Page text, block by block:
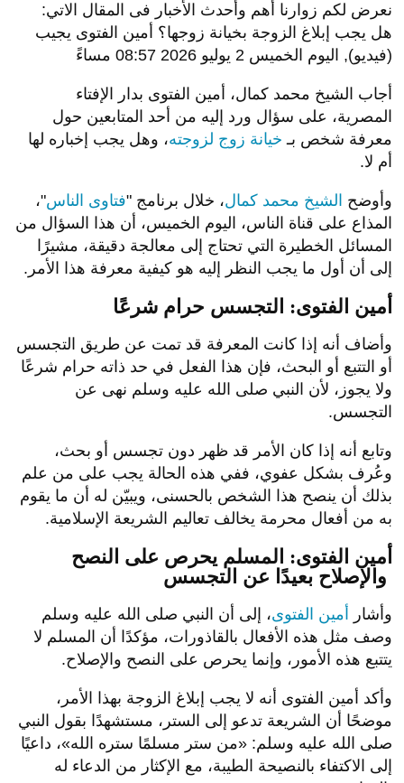
نعرض لكم زوارنا أهم وأحدث الأخبار فى المقال الاتي:
هل يجب إبلاغ الزوجة بخيانة زوجها؟ أمين الفتوى يجيب
(فيديو), اليوم الخميس 2 يوليو 2026 08:57 مساءً
أجاب الشيخ محمد كمال، أمين الفتوى بدار الإفتاء
المصرية، على سؤال ورد إليه من أحد المتابعين حول
معرفة شخص بـ خيانة زوج لزوجته، وهل يجب إخباره لها
أم لا.
وأوضح الشيخ محمد كمال، خلال برنامج "فتاوى الناس"،
المذاع على قناة الناس، اليوم الخميس، أن هذا السؤال من
المسائل الخطيرة التي تحتاج إلى معالجة دقيقة، مشيرًا
إلى أن أول ما يجب النظر إليه هو كيفية معرفة هذا الأمر.
أمين الفتوى: التجسس حرام شرعًا
وأضاف أنه إذا كانت المعرفة قد تمت عن طريق التجسس
أو التتبع أو البحث، فإن هذا الفعل في حد ذاته حرام شرعًا
ولا يجوز، لأن النبي صلى الله عليه وسلم نهى عن
التجسس.
وتابع أنه إذا كان الأمر قد ظهر دون تجسس أو بحث،
وعُرف بشكل عفوي، ففي هذه الحالة يجب على من علم
بذلك أن ينصح هذا الشخص بالحسنى، ويبيّن له أن ما يقوم
به من أفعال محرمة يخالف تعاليم الشريعة الإسلامية.
أمين الفتوى: المسلم يحرص على النصح
وأشار أمين الفتوى، إلى أن النبي صلى الله عليه وسلم
وصف مثل هذه الأفعال بالقاذورات، مؤكدًا أن المسلم لا
يتتبع هذه الأمور، وإنما يحرص على النصح والإصلاح.
وأكد أمين الفتوى أنه لا يجب إبلاغ الزوجة بهذا الأمر،
موضحًا أن الشريعة تدعو إلى الستر، مستشهدًا بقول النبي
صلى الله عليه وسلم: «من ستر مسلمًا ستره الله»، داعيًا
إلى الاكتفاء بالنصيحة الطيبة، مع الإكثار من الدعاء له